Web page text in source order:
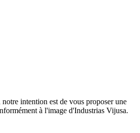
intention est de vous proposer une
à l'image d'Industrias Vijusa.